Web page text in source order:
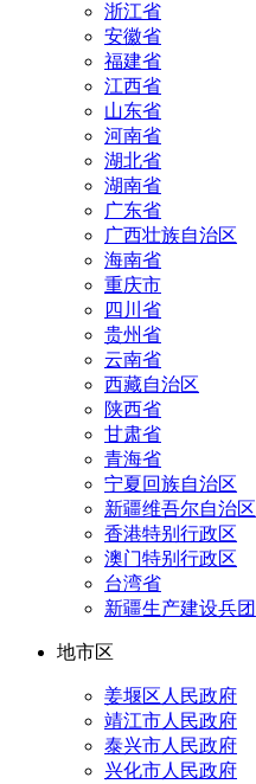
浙江省
安徽省
福建省
江西省
山东省
河南省
湖北省
湖南省
广东省
广西壮族自治区
海南省
重庆市
四川省
贵州省
云南省
西藏自治区
陕西省
甘肃省
青海省
宁夏回族自治区
新疆维吾尔自治区
香港特别行政区
澳门特别行政区
台湾省
新疆生产建设兵团
地市区
姜堰区人民政府
靖江市人民政府
泰兴市人民政府
兴化市人民政府